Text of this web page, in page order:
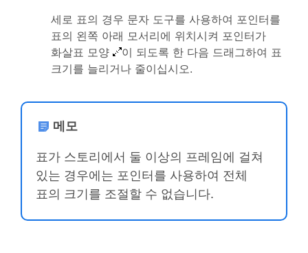
세로 표의 경우 문자 도구를 사용하여 포인터를
표의 왼쪽 아래 모서리에 위치시켜 포인터가
화살표 모양
이 되도록 한 다음 드래그하여 표
크기를 늘리거나 줄이십시오.
메모
표가 스토리에서 둘 이상의 프레임에 걸쳐
있는 경우에는 포인터를 사용하여 전체
표의 크기를 조절할 수 없습니다.